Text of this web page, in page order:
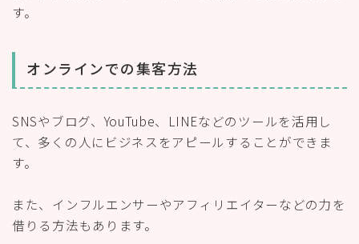
す。
オンラインでの集客方法
SNSやブログ、YouTube、LINEなどのツールを活用し
て、多くの人にビジネスをアピールすることができま
す。
また、インフルエンサーやアフィリエイターなどの力を
借りる方法もあります。